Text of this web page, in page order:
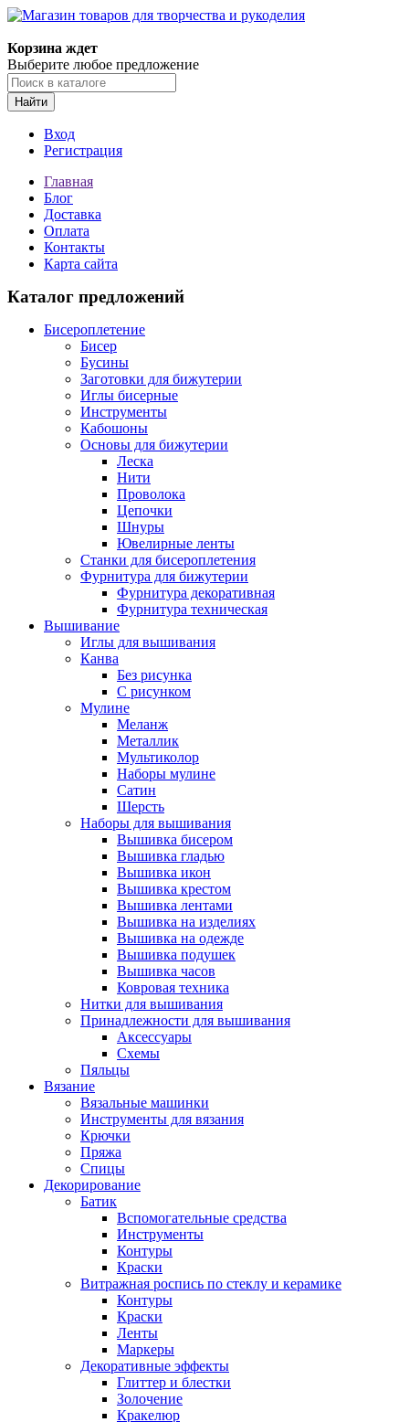
Корзина ждет
Выберите любое предложение
Найти
Вход
Регистрация
Главная
Блог
Доставка
Оплата
Контакты
Карта сайта
Каталог предложений
Бисероплетение
Бисер
Бусины
Заготовки для бижутерии
Иглы бисерные
Инструменты
Кабошоны
Основы для бижутерии
Леска
Нити
Проволока
Цепочки
Шнуры
Ювелирные ленты
Станки для бисероплетения
Фурнитура для бижутерии
Фурнитура декоративная
Фурнитура техническая
Вышивание
Иглы для вышивания
Канва
Без рисунка
С рисунком
Мулине
Меланж
Металлик
Мультиколор
Наборы мулине
Сатин
Шерсть
Наборы для вышивания
Вышивка бисером
Вышивка гладью
Вышивка икон
Вышивка крестом
Вышивка лентами
Вышивка на изделиях
Вышивка на одежде
Вышивка подушек
Вышивка часов
Ковровая техника
Нитки для вышивания
Принадлежности для вышивания
Аксессуары
Схемы
Пяльцы
Вязание
Вязальные машинки
Инструменты для вязания
Крючки
Пряжа
Спицы
Декорирование
Батик
Вспомогательные средства
Инструменты
Контуры
Краски
Витражная роспись по стеклу и керамике
Контуры
Краски
Ленты
Маркеры
Декоративные эффекты
Глиттер и блестки
Золочение
Кракелюр